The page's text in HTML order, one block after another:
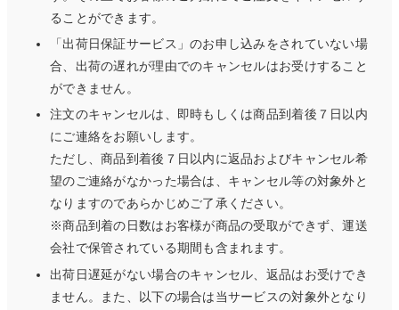
ることができます。
「出荷日保証サービス」のお申し込みをされていない場
合、出荷の遅れが理由でのキャンセルはお受けすること
ができません。
注文のキャンセルは、即時もしくは商品到着後７日以内
にご連絡をお願いします。
ただし、商品到着後７日以内に返品およびキャンセル希
望のご連絡がなかった場合は、キャンセル等の対象外と
なりますのであらかじめご了承ください。
※商品到着の日数はお客様が商品の受取ができず、運送
会社で保管されている期間も含まれます。
出荷日遅延がない場合のキャンセル、返品はお受けでき
ません。また、以下の場合は当サービスの対象外となり